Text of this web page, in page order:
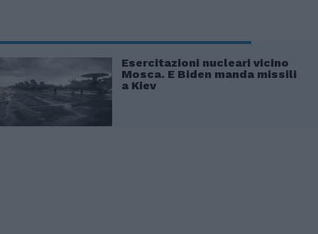
Esercitazioni nucleari vicino
Mosca. E Biden manda missili
a Kiev